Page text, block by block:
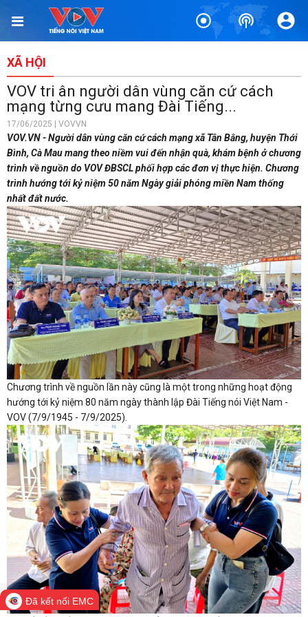
XÃ HỘI
VOV tri ân người dân vùng căn cứ cách
mạng từng cưu mang Đài Tiếng...
17/06/2025 | VOVVN
VOV.VN - Người dân vùng căn cứ cách mạng xã Tân Bằng, huyện Thới
Bình, Cà Mau mang theo niềm vui đến nhận quà, khám bệnh ở chương
trình về nguồn do VOV ĐBSCL phối hợp các đơn vị thực hiện. Chương
trình hướng tới kỷ niệm 50 năm Ngày giải phóng miền Nam thống
nhất đất nước.
Chương trình về nguồn lần này cũng là một trong những hoạt động
hướng tới kỷ niệm 80 năm ngày thành lập Đài Tiếng nói Việt Nam -
VOV (7/9/1945 - 7/9/2025).
Đã kết nối EMC